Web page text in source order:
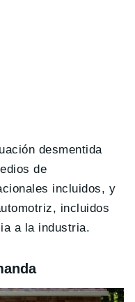
desmentida
de
incluidos, y
incluidos
a la industria.